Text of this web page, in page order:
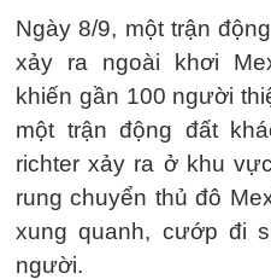
Ngày 8/9, một trận
xảy ra ngoài khơi
khiến gần 100 người
một trận động đất
richter xảy ra ở khu
rung chuyển thủ đô
xung quanh, cướp đi
người.